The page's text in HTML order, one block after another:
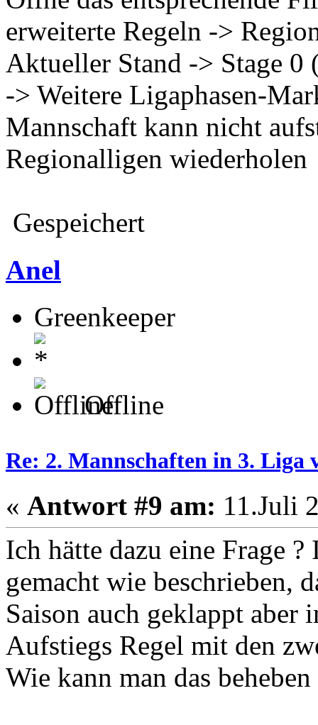
erweiterte Regeln ->
Aktueller Stand -> Stage
-> Weitere Ligaphasen-
Mannschaft kann nicht
Regionalligen wiederholen
Gespeichert
Anel
Greenkeeper
Offline
Re: 2. Mannschaften in 3. Liga
« Antwort #9 am: 11.Juli
Ich hätte dazu eine Frage ?
gemacht wie beschrieben,
Saison auch geklappt aber
Aufstiegs Regel mit den
Wie kann man das beheben